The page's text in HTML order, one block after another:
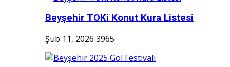
Beyşehir TOKi Konut Kura Listesi
Şub 11, 2026 3965